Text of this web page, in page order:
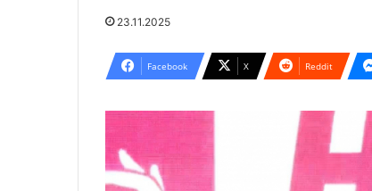
23.11.2025
Facebook X Reddit